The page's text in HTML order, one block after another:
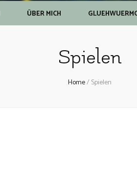
ÜBER MICH
Spielen
Home/Spielen